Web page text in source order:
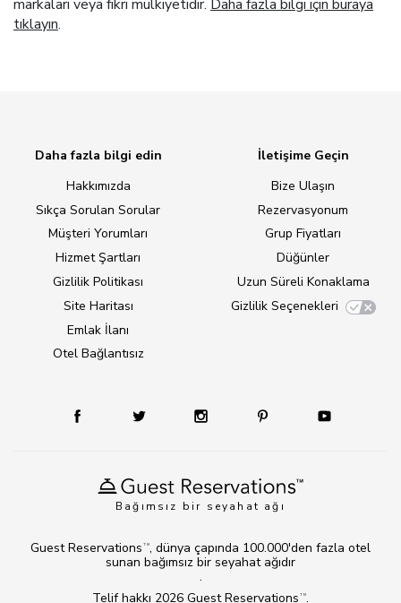
markaları veya fikri mülkiyetidir. Daha fazla bilgi için buraya
tıklayın.
Bağımsız bir seyahat ağı
Daha fazla bilgi edin
Hakkımızda
Sıkça Sorulan Sorular
Müşteri Yorumları
Hizmet Şartları
Gizlilik Politikası
Site Haritası
Emlak İlanı
Otel Bağlantısız
İletişime Geçin
Bize Ulaşın
Rezervasyonum
Grup Fiyatları
Düğünler
Uzun Süreli Konaklama
Gizlilik Seçenekleri
Telif hakkı 2026 Guest Reservations TM.
Guest Reservations TM, dünya çapında 100.000'den fazla otel
sunan bağımsız bir seyahat ağıdır
.